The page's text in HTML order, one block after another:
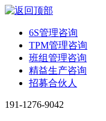
6S管理咨询
TPM管理咨询
班组管理咨询
精益生产咨询
招募合伙人
191-1276-9042